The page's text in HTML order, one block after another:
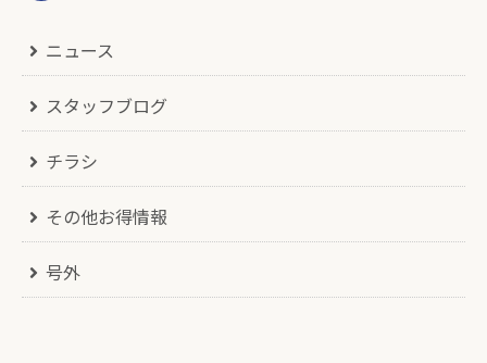
ニュース
スタッフブログ
チラシ
その他お得情報
号外